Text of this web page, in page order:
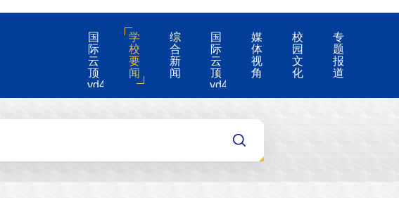
国
际
云
顶
yd4008-
云
国
戏
学
校
要
闻
综
合
新
闻
国
际
云
顶
yd4008
的
告
媒
体
视
角
校
园
文
化
专
题
报
道